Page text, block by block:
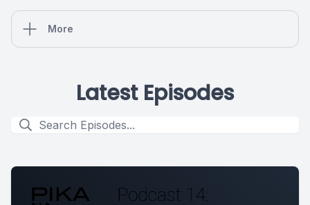
More
Latest Episodes